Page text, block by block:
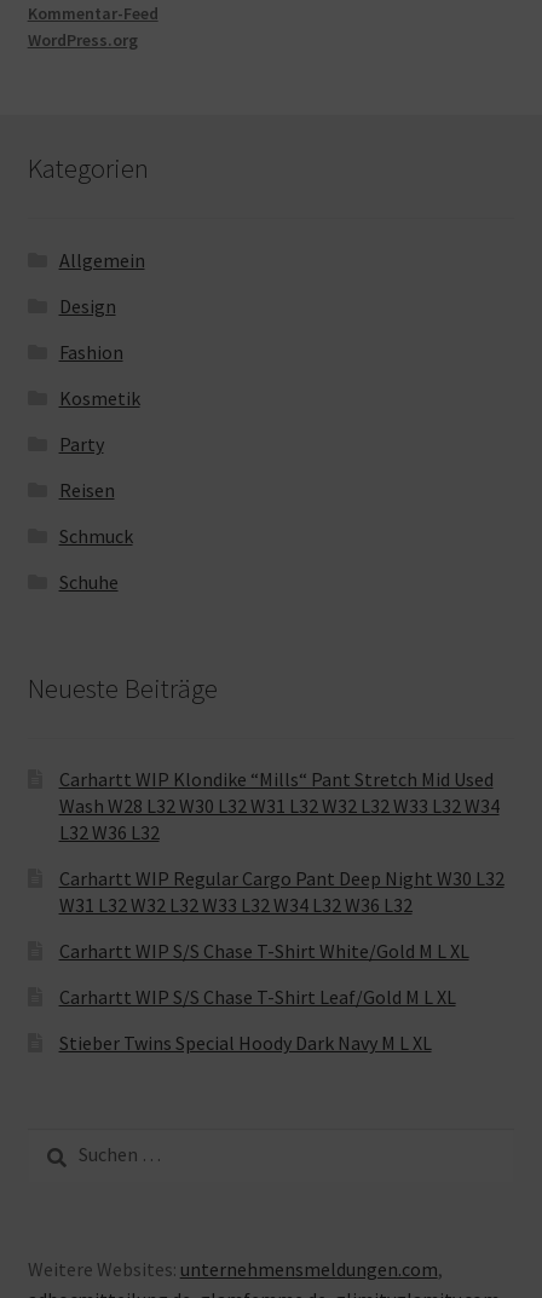
Kommentar-Feed
WordPress.org
Kategorien
Allgemein
Design
Fashion
Kosmetik
Party
Reisen
Schmuck
Schuhe
Neueste Beiträge
Carhartt WIP Klondike “Mills“ Pant Stretch Mid Used
Wash W28 L32 W30 L32 W31 L32 W32 L32 W33 L32 W34
L32 W36 L32
Carhartt WIP Regular Cargo Pant Deep Night W30 L32
W31 L32 W32 L32 W33 L32 W34 L32 W36 L32
Carhartt WIP S/S Chase T-Shirt White/Gold M L XL
Carhartt WIP S/S Chase T-Shirt Leaf/Gold M L XL
Stieber Twins Special Hoody Dark Navy M L XL
nach:
Weitere Websites: unternehmensmeldungen.com,